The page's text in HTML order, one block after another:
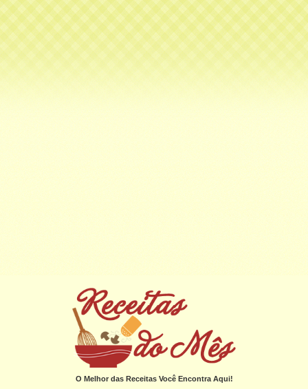
O Melhor das Receitas Você Encontra Aqui!